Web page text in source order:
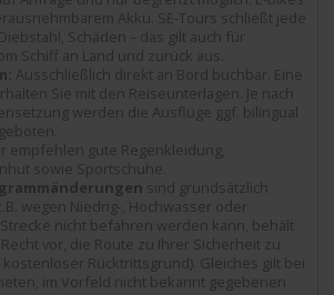
Akku. SE-Tours schließt jede
Schäden – das gilt auch für
Schiff an Land und zurück aus.
Ausschließlich direkt an Bord buchbar. Eine
Sie mit den Reiseunterlagen. Je nach
werden die Ausflüge ggf. bilingual
empfehlen gute Regenkleidung,
sowie Sportschuhe.
sind grundsätzlich
wegen Niedrig-, Hochwasser oder
nicht befahren werden kann, behält
vor, die Route zu Ihrer Sicherheit zu
Rücktrittsgrund). Gleiches gilt bei
im Vorfeld nicht bekannt gegebenen